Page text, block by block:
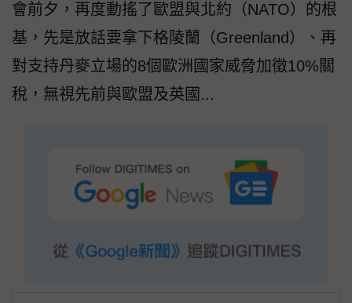
會前夕，再度動搖了歐盟與北約（NATO）的根
基，先是放話要拿下格陵蘭（Greenland）、再
對支持丹麥立場的8個歐洲國家威脅加徵10%關
稅，無視先前與歐盟及英國...